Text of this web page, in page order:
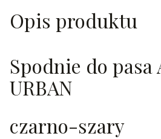
Opis produktu
Spodnie do pasa
URBAN
czarno-szary